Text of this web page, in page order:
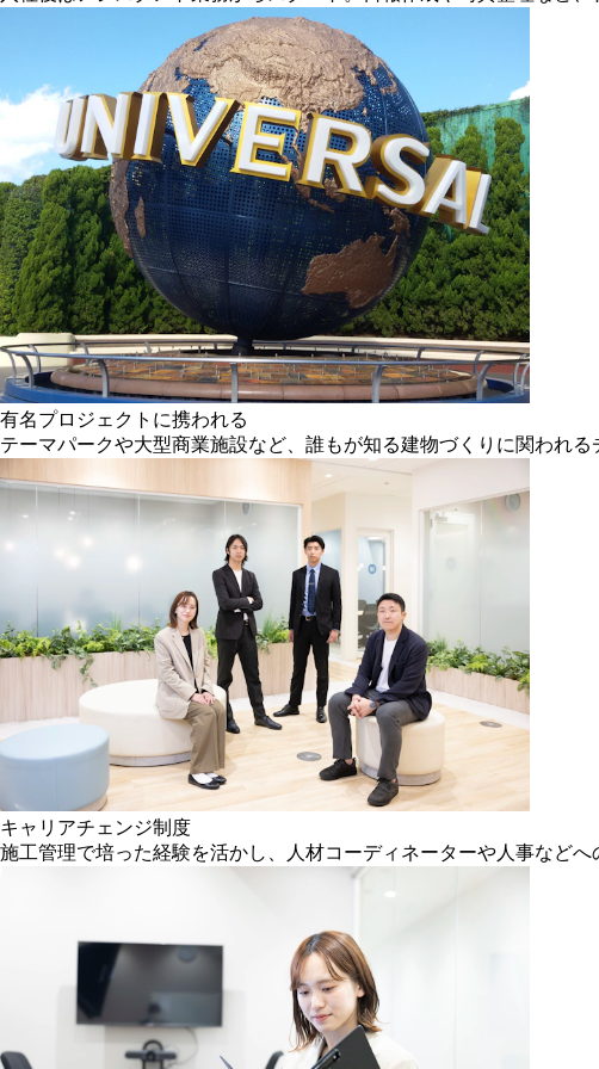
有名プロジェクトに携われる
テーマパークや大型商業施設など、誰もが知る建物づくりに関われ
キャリアチェンジ制度
施工管理で培った経験を活かし、人材コーディネーターや人事など